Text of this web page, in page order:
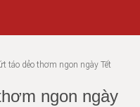
táo dẻo thơm ngon ngày Tết
ngon ngày